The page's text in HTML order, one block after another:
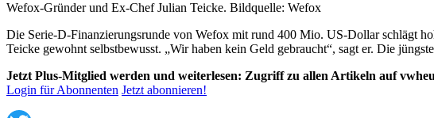
Wefox-Gründer und Ex-Chef Julian Teicke. Bildquelle: Wefox
Die Serie-D-Finanzierungsrunde von Wefox mit rund 400 Mio. US-Dollar schlägt
Teicke gewohnt selbstbewusst. „Wir haben kein Geld gebraucht“, sagt er. Die
Jetzt Plus-Mitglied werden und weiterlesen: Zugriff zu allen Artikeln auf
Login für Abonnenten Jetzt abonnieren!